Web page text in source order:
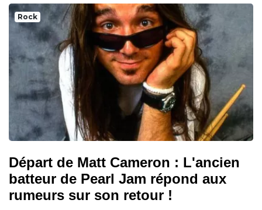
Rock
Départ de Matt Cameron : L'ancien
batteur de Pearl Jam répond aux
rumeurs sur son retour !